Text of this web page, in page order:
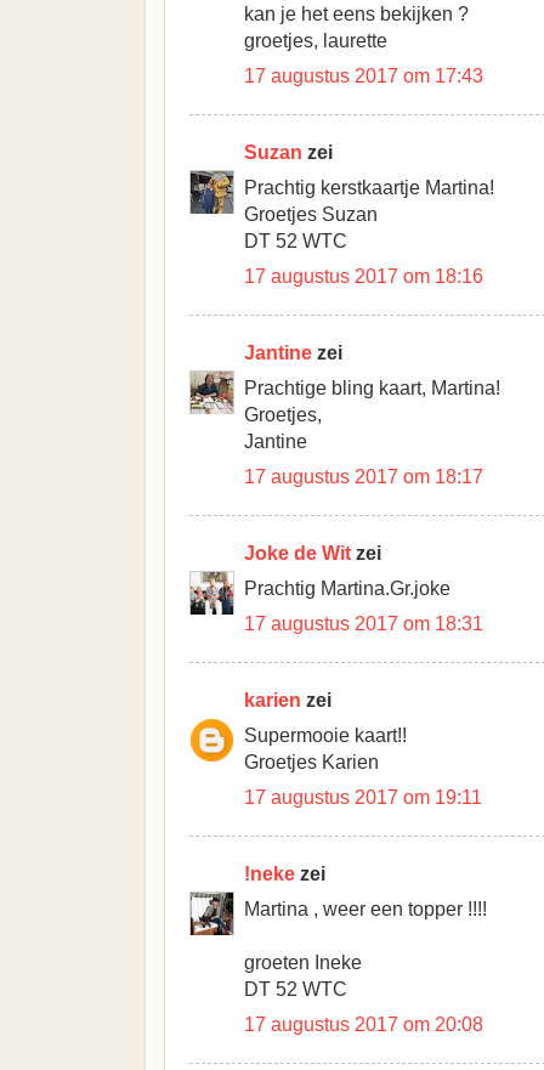
kan je het eens bekijken ?
groetjes, laurette
17 augustus 2017 om 17:43
Suzan zei
Prachtig kerstkaartje Martina!
Groetjes Suzan
DT 52 WTC
17 augustus 2017 om 18:16
Jantine zei
Prachtige bling kaart, Martina!
Groetjes,
Jantine
17 augustus 2017 om 18:17
Joke de Wit zei
Prachtig Martina.Gr.joke
17 augustus 2017 om 18:31
karien zei
Supermooie kaart!!
Groetjes Karien
17 augustus 2017 om 19:11
!neke zei
Martina , weer een topper !!!!
groeten Ineke
DT 52 WTC
17 augustus 2017 om 20:08